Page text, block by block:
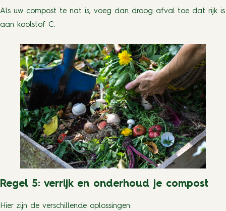
Als uw compost te nat is, voeg dan droog afval toe dat rijk is
aan koolstof C.
Regel 5: verrijk en onderhoud je compost
Hier zijn de verschillende oplossingen: